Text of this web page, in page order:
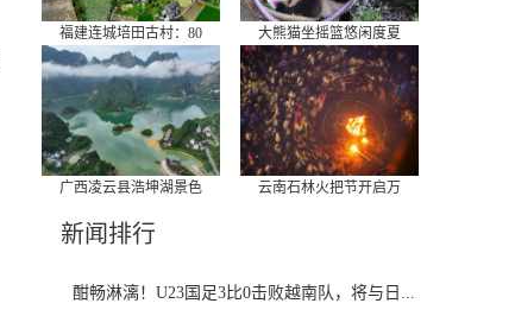
福建连城培田古村：80 大熊猫坐摇篮悠闲度夏
广西凌云县浩坤湖景色 云南石林火把节开启万
新闻排行
酣畅淋漓！U23国足3比0击败越南队，将与日...